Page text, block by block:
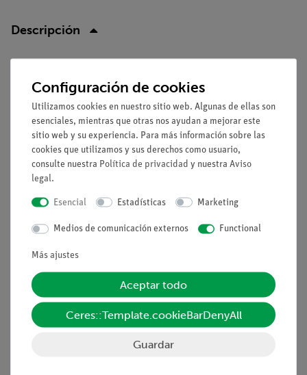
Descripción
Investigación de la respuesta a la luz de un alga azul-verde
(Oscillatoria sp.). La mayoría de los organismos reaccionan a
los estímulos luminosos. Sus reaciones detectables son
cambios en la posición o la ubicación. Estos pueden
producirse en diferentes direcciones. Muchos organismos se
vuelven hacia la luz, otros se alejan de ella.
Ventajas
El experimento forma parte de un conjunto completo de
Con hoja de trabajo para el alumno, apropiada para
todos los niveles de la clase.
Con información detallada para el instructor.
Configuración de cookies
Utilizamos cookies en nuestro sitio web. Algunas de ellas son
esenciales, mientras que otras nos ayudan a mejorar este
sitio web y su experiencia. Para más información sobre las
cookies que utilizamos y sus derechos como usuario,
consulte nuestra Política de privacidad y nuestra Aviso
legal.
Esencial Estadísticas Marketing
Medios de comunicación externos Functional
Más ajustes
Aceptar todo
Ceres::Template.cookieBarDenyAll
Guardar